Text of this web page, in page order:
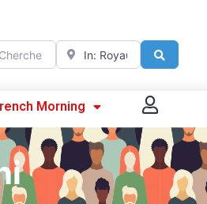
A proximité de
Morning
Se connecter
S’enregistrer